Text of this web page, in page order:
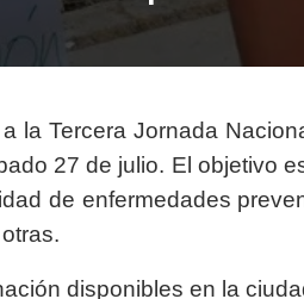
la Tercera Jornada
27 de julio. El objetivo
de enfermedades
disponibles en la